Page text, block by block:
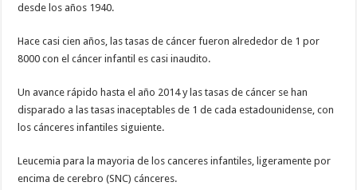
desde los años 1940.
Hace casi cien años, las tasas de cáncer fueron alrededor de 1 por
8000 con el cáncer infantil es casi inaudito.
Un avance rápido hasta el año 2014 y las tasas de cáncer se han
disparado a las tasas inaceptables de 1 de cada estadounidense, con
los cánceres infantiles siguiente.
Leucemia para la mayoria de los canceres infantiles, ligeramente por
encima de cerebro (SNC) cánceres.